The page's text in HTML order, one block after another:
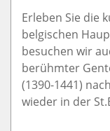
Erleben Sie die
belgischen
besuchen wir
berühmter
(1390-1441)
wieder in der